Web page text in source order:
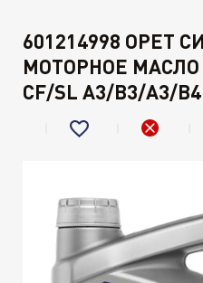
601214998 OPET
МОТОРНОЕ МАСЛО
CF/SL A3/B3/A3/